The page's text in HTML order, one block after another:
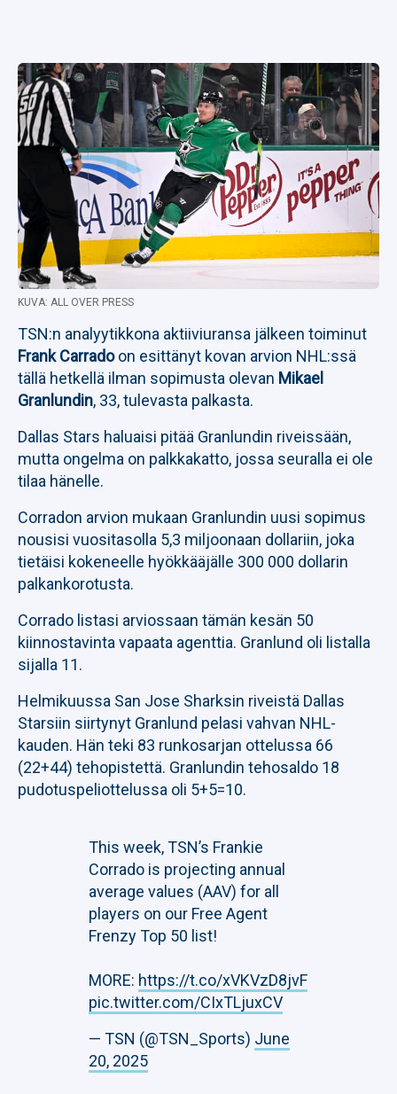
KUVA: ALL OVER PRESS
TSN:n analyytikkona aktiiviuransa jälkeen toiminut
Frank Carradoon esittänyt kovan arvion NHL:ssä
tällä hetkellä ilman sopimusta olevan Mikael
Granlundin, 33, tulevasta palkasta.
Dallas Stars haluaisi pitää Granlundin riveissään,
mutta ongelma on palkkakatto, jossa seuralla ei ole
tilaa hänelle.
Corradon arvion mukaan Granlundin uusi sopimus
nousisi vuositasolla 5,3 miljoonaan dollariin, joka
tietäisi kokeneelle hyökkääjälle 300 000 dollarin
palkankorotusta.
Corrado listasi arviossaan tämän kesän 50
kiinnostavinta vapaata agenttia. Granlund oli listalla
sijalla 11.
Helmikuussa San Jose Sharksin riveistä Dallas
Starsiin siirtynyt Granlund pelasi vahvan NHL-
kauden. Hän teki 83 runkosarjan ottelussa 66
(22+44) tehopistettä. Granlundin tehosaldo 18
pudotuspeliottelussa oli 5+5=10.
This week, TSN’s Frankie
Corrado is projecting annual
average values (AAV) for all
players on our Free Agent
Frenzy Top 50 list!
MORE: https://t.co/xVKVzD8jvF
pic.twitter.com/CIxTLjuxCV
— TSN (@TSN_Sports) June
20, 2025